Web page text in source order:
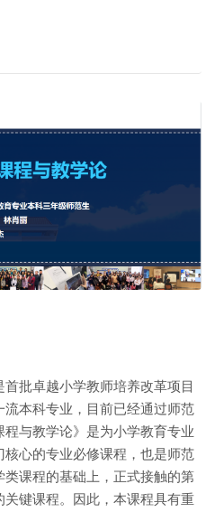
批卓越小学教师培养改革项目
本科专业，目前已经通过师范
与教学论》是为小学教育专业
心的专业必修课程，也是师范
课程的基础上，正式接触的第
键课程。因此，本课程具有重